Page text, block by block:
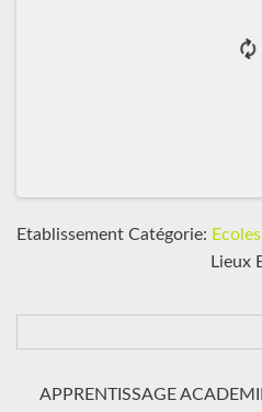
Etablissement Catégorie:
Lieux
APPRENTISSAGE